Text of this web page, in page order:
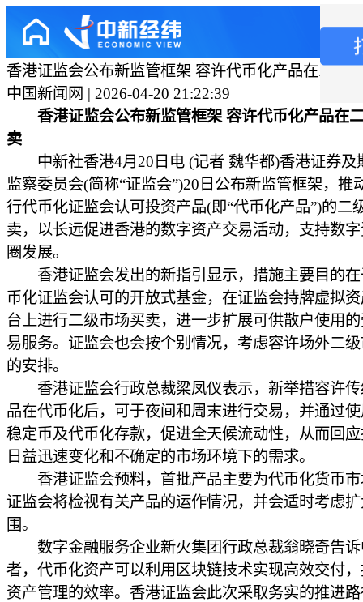
香港证监会公布新监管框架 容许代币化产品在二级
中国新闻网 | 2026-04-20 21:22:39
香港证监会公布新监管框架 容许代币化产品在
卖
中新社香港4月20日电 (记者 魏华都)香港证券及
监察委员会(简称“证监会”)20日公布新监管框架，推
行代币化证监会认可投资产品(即“代币化产品”)的二
卖，以长远促进香港的数字资产交易活动，支持数
圈发展。
香港证监会发出的新指引显示，措施主要目的在
币化证监会认可的开放式基金，在证监会持牌虚拟
台上进行二级市场买卖，进一步扩展可供散户使用
易服务。证监会也会按个别情况，考虑容许场外二
的安排。
香港证监会行政总裁梁凤仪表示，新举措容许传
品在代币化后，可于夜间和周末进行交易，并通过
稳定币及代币化存款，促进全天候流动性，从而回
日益迅速变化和不确定的市场环境下的需求。
香港证监会预料，首批产品主要为代币化货币市
证监会将检视有关产品的运作情况，并会适时考虑
围。
数字金融服务企业新火集团行政总裁翁晓奇告诉
者，代币化资产可以利用区块链技术实现高效交付
资产管理的效率。香港证监会此次采取务实的推进